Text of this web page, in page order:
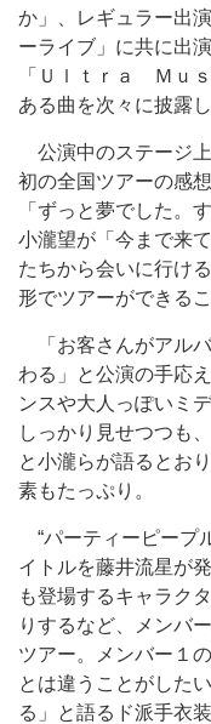
か」、レギュラー出
ーライブ」に共に出
「Ｕｌｔｒａ Ｍｕ
ある曲を次々に披露し
公演中のステージ
初の全国ツアーの感
「ずっと夢でした。
小瀧望が「今まで来
たちから会いに行け
形でツアーができる
「お客さんがアル
わる」と公演の手応
ンスや大人っぽいミ
しっかり見せつつも
と小瀧らが語るとお
素もたっぷり。
“パーティーピープ
イトルを藤井流星が
も登場するキャラク
りするなど、メンバ
ツアー。メンバー１
とは違うことがした
る」と語るド派手衣